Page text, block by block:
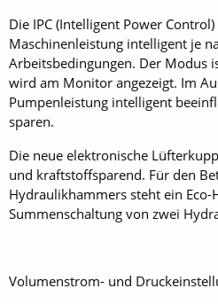
Die IPC (Intelligent Power
Maschinenleistung intelligent je
Arbeitsbedingungen. Der Modus
wird am Monitor angezeigt. Im
Pumpenleistung intelligent
sparen.
Die neue elektronische
und kraftstoffsparend. Für den
Hydraulikhammers steht ein
Summenschaltung von zwei
Volumenstrom- und